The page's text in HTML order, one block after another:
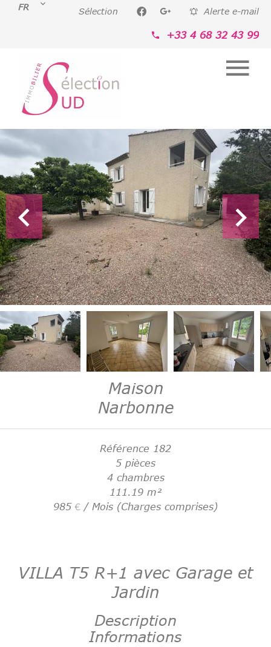
FR Sélection Alerte e-mail
+33 4 68 32 43 99
Maison
Narbonne
Référence 182
5 pièces
4 chambres
111.19m²
985 € / Mois (Charges comprises)
VILLA T5 R+1 avec Garage et
Jardin
Description
Informations